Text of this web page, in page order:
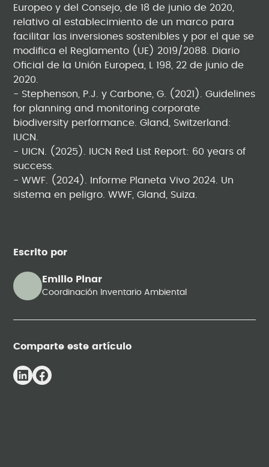
Escrito por
Emilio Pinar
Coordinación Inventario Ambiental
Comparte este artículo
Europeo y del Consejo, de 18 de junio de 2020,
relativo al establecimiento de un marco para
facilitar las inversiones sostenibles y por el que se
modifica el Reglamento (UE) 2019/2088. Diario
Oficial de la Unión Europea, L 198, 22 de junio de
2020.
- Stephenson, P.J. y Carbone, G. (2021). Guidelines
for planning and monitoring corporate
biodiversity performance. Gland, Switzerland:
IUCN.
- UICN. (2025). IUCN Red List Report: 60 years of
success.
- WWF. (2024). Informe Planeta Vivo 2024. Un
sistema en peligro. WWF, Gland, Suiza.